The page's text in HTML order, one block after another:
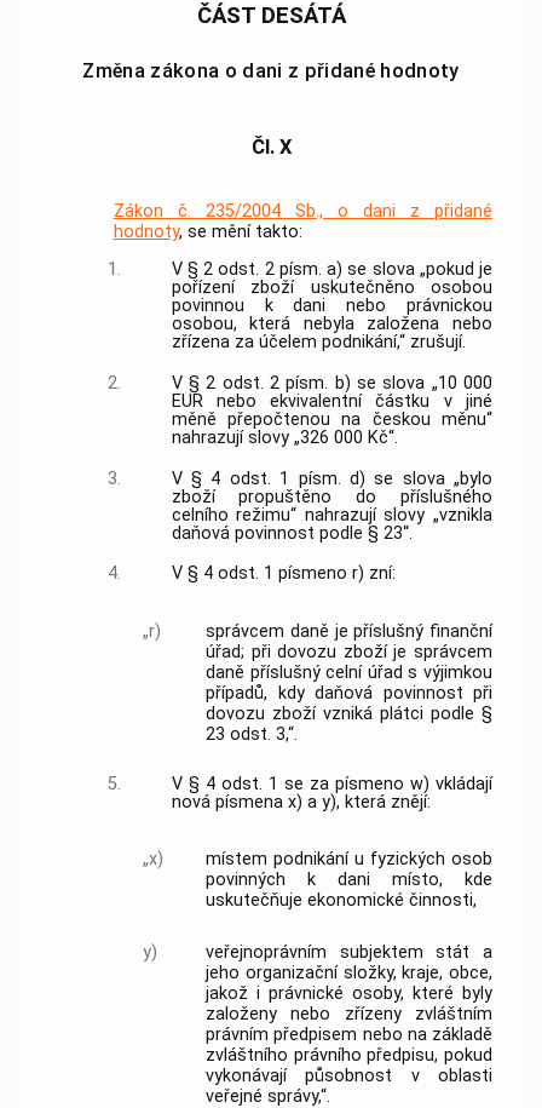
ČÁST DESÁTÁ
Změna zákona o dani z přidané hodnoty
Čl. X
Zákon č. 235/2004 Sb., o dani z přidané
hodnoty, se mění takto:
1.
V § 2 odst. 2 písm. a) se slova „pokud je
pořízení zboží uskutečněno osobou
povinnou k dani nebo právnickou
osobou, která nebyla založena nebo
zřízena za účelem podnikání,“ zrušují.
2.
V § 2 odst. 2 písm. b) se slova „10 000
EUR nebo ekvivalentní částku v jiné
měně přepočtenou na českou měnu“
nahrazují slovy „326 000 Kč“.
3.
V § 4 odst. 1 písm. d) se slova „bylo
zboží propuštěno do příslušného
celního režimu“ nahrazují slovy „vznikla
daňová povinnost podle § 23“.
4.
V § 4 odst. 1 písmeno r) zní:
„r)
správcem daně je příslušný finanční
úřad; při dovozu zboží je správcem
daně příslušný celní úřad s výjimkou
případů, kdy daňová povinnost při
dovozu zboží vzniká plátci podle §
23 odst. 3,“.
5.
V § 4 odst. 1 se za písmeno w) vkládají
nová písmena x) a y), která znějí:
„x)
místem podnikání u fyzických osob
povinných k dani místo, kde
uskutečňuje ekonomické činnosti,
y)
veřejnoprávním subjektem stát a
jeho organizační složky, kraje, obce,
jakož i právnické osoby, které byly
založeny nebo zřízeny zvláštním
právním předpisem nebo na základě
zvláštního právního předpisu, pokud
vykonávají působnost v oblasti
veřejné správy,“.